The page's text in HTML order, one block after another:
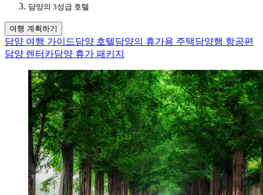
담양의 3성급 호텔
여행 계획하기
담양 여행 가이드담양 호텔담양의 휴가용 주택담양행 항공편
담양 렌터카담양 휴가 패키지